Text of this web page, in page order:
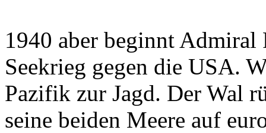
1940 aber beginnt Admiral
Seekrieg gegen die USA.
Pazifik zur Jagd. Der Wal
seine beiden Meere auf